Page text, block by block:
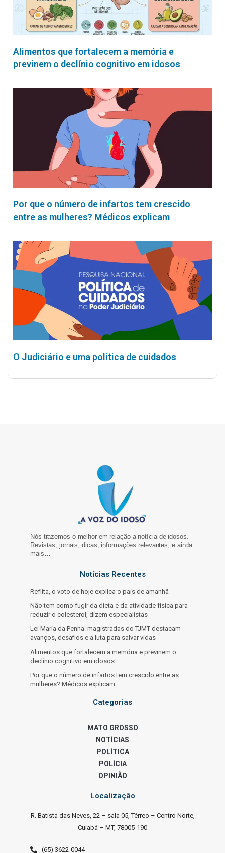
Alimentos que fortalecem a memória e
previnem o declínio cognitivo em idosos
Por que o número de infartos tem crescido
entre as mulheres? Médicos explicam
O Judiciário e uma política de cuidados
Nós trazemos o melhor em relação a notícia de idosos.
Revistas, jornais, dicas, informações relevantes, e ainda
mais…
Notícias Recentes
Reflita, o voto de hoje explica o país de amanhã
Não tem como fugir da dieta e da atividade física para
reduzir o colesterol, dizem especialistas
Lei Maria da Penha: magistradas do TJMT destacam
avanços, desafios e a luta para salvar vidas
Alimentos que fortalecem a memória e previnem o
declínio cognitivo em idosos
Por que o número de infartos tem crescido entre as
mulheres? Médicos explicam
Categorias
MATO GROSSO
NOTÍCIAS
POLÍTICA
POLÍCIA
OPINIÃO
Localização
R. Batista das Neves, 22 – sala 05, Térreo – Centro Norte,
Cuiabá – MT, 78005-190
(65) 3622-0044